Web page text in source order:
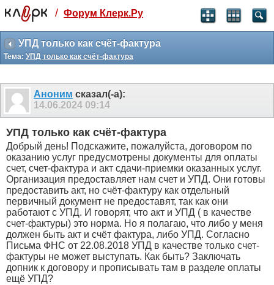
Святые угодники, Клерк без рекламы
прекрасен:)
месяц
3 месяца
259
₽
-10%
499 ₽
-15%
Отмена Оплатить
/ Форум Клерк.Ру
УПД только как счёт-фактура
Тема: УПД только как счёт-фактура
Аноним сказал(-а):
14.06.2024 09:14
УПД только как счёт-фактура
Добрый день! Подскажите, пожалуйста, договором по
оказанию услуг предусмотрены документы для оплаты
счет, счет-фактура и акт сдачи-приемки оказанных услуг.
Организация предоставляет нам счет и УПД. Они готовы
предоставить акт, но счёт-фактуру как отдельный
первичный документ не предоставят, так как они
работают с УПД. И говорят, что акт и УПД ( в качестве
счет-фактуры) это норма. Но я полагаю, что либо у меня
должен быть акт и счёт фактура, либо УПД. Согласно
Письма ФНС от 22.08.2018 УПД в качестве только счет-
фактуры не может выступать. Как быть? Заключать
допник к договору и прописывать там в разделе оплаты
ещё УПД?